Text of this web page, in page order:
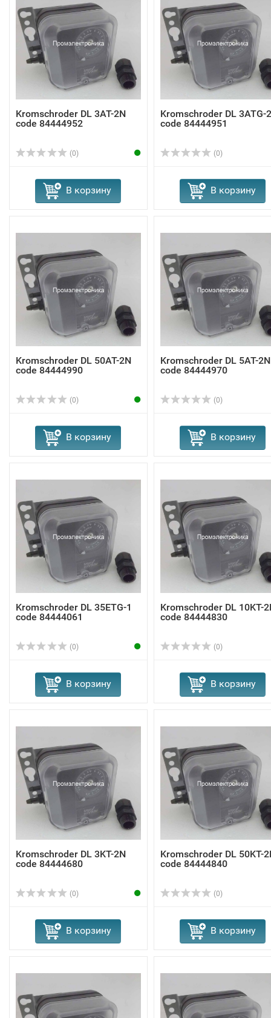
Kromschroder DL 3AT-2N
code 84444952
(0)
В корзину
Kromschroder DL 3ATG-
code 84444951
(0)
В корзину
Kromschroder DL 50AT-2N
code 84444990
(0)
В корзину
Kromschroder DL 5AT-2N
code 84444970
(0)
В корзину
Kromschroder DL 35ETG-1
code 84444061
(0)
В корзину
Kromschroder DL 10KT-
code 84444830
(0)
В корзину
Kromschroder DL 3KT-2N
code 84444680
(0)
В корзину
Kromschroder DL 50KT-
code 84444840
(0)
В корзину